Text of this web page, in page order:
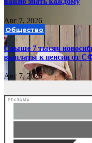
Авг 7, 2026
Общество
Свыше 7 тысяч
выплаты к пенсии от
Авг 7, 2026
РЕКЛАМА